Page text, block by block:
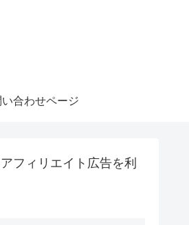
い合わせページ
フィリエイト広告を利